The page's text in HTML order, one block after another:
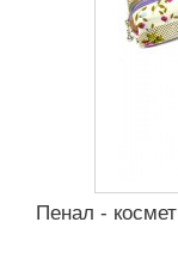
Пенал -